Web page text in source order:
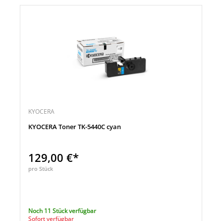
KYOCERA
KYOCERA Toner TK-5440C cyan
129,00 €*
pro Stück
Noch 11 Stück verfügbar
Sofort verfügbar